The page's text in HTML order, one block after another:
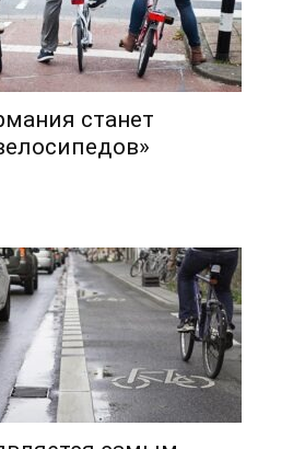
станет